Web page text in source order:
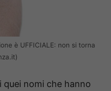
è UFFICIALE: non si torna
nomi che hanno